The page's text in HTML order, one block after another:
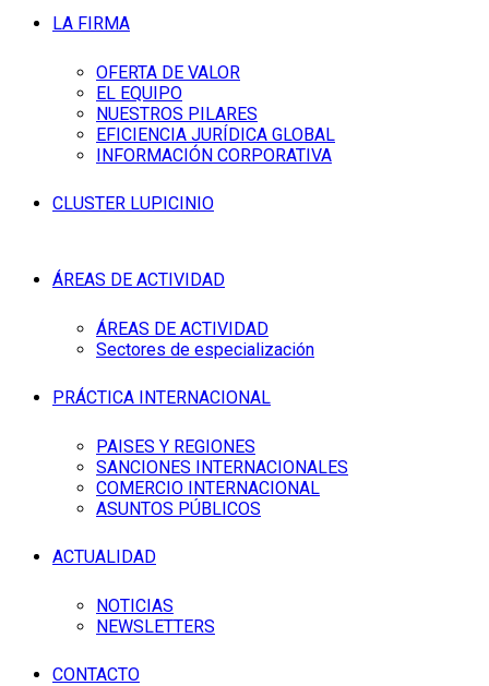
LA FIRMA
OFERTA DE VALOR
EL EQUIPO
NUESTROS PILARES
EFICIENCIA JURÍDICA GLOBAL
INFORMACIÓN CORPORATIVA
CLUSTER LUPICINIO
ÁREAS DE ACTIVIDAD
ÁREAS DE ACTIVIDAD
Sectores de especialización
PRÁCTICA INTERNACIONAL
PAISES Y REGIONES
SANCIONES INTERNACIONALES
COMERCIO INTERNACIONAL
ASUNTOS PÚBLICOS
ACTUALIDAD
NOTICIAS
NEWSLETTERS
CONTACTO